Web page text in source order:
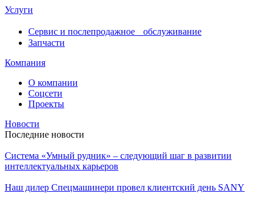
Услуги
Сервис и послепродажное обслуживание
Запчасти
Компания
О компании
Соцсети
Проекты
Новости
Последние новости
Система «Умный рудник» – следующий шаг в развитии
интеллектуальных карьеров
Наш дилер Спецмашинери провел клиентский день SANY